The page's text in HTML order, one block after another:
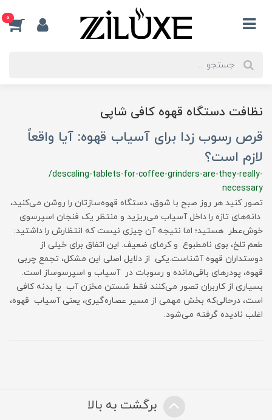
0
نظافت دستگاه قهوه کافی شاپی
قرص رسوب زدا برای آسیاب قهوه: آیا واقعاً
لازم است؟
/descaling-tablets-for-coffee-grinders-are-they-really-
necessary
تصور کنید هر روز صبح با شوق، دستگاه قهوه‌سازتان را روشن می‌کنید،
دانه‌های تازه را داخل آسیاب می‌ریزید و منتظر یک فنجان اسپرسوی
خوش‌عطر هستید؛ اما نتیجه آن چیزی نیست که انتظارش را داشتید:
طعم تلخ، بوی نامطبوع و کرمای ضعیف. این اتفاق برای خیلی از
دوستداران قهوه آشناست.یکی از دلایل اصلی این مشکل، تجمع چربی
قهوه، پودرهای باقی‌مانده و رسوبات در آسیاب و اسپرسوساز است.
بسیاری از کاربران تصور می‌کنند فقط شستن مخزن آب یا بدنه کافی
است، درحالی‌که بخش مهمی از مسیر عصاره‌گیری، یعنی آسیاب قهوه،
اغلب نادیده گرفته می‌شود.
برگشت به بالا